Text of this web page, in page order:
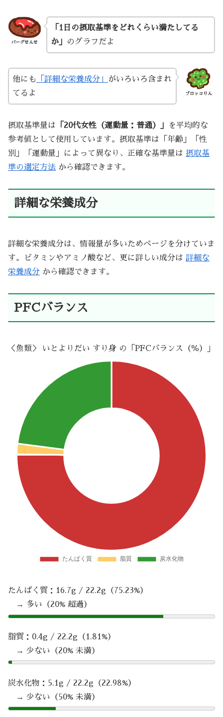
バーグせんせ
「1日の摂取基準をどれくらい満たしてる
か」
のグラフだよ
ブロッコりん
他にも 「詳細な栄養成分」
がいろいろ含まれ
てるよ
摂取基準量は 「20代女性（運動量：普通）」
を平均的な
参考値として使用しています。摂取基準は「年齢」「性
別」「運動量」によって異なり、正確な基準量は 摂取基
準の選定方法 から確認できます。
詳細な栄養成分
詳細な栄養成分は、情報量が多いためページを分けていま
す。ビタミンやアミノ酸など、更に詳しい成分は 詳細な
栄養成分 から確認できます。
PFCバランス
＜魚類＞ いとよりだい すり身 の「PFCバランス（％）」
たんぱく質：16.7g / 22.2g（75.23%）
→ 多い（20% 超過）
脂質：0.4g / 22.2g（1.81%）
→ 少ない（20% 未満）
炭水化物：5.1g / 22.2g（22.98%）
→ 少ない（50% 未満）